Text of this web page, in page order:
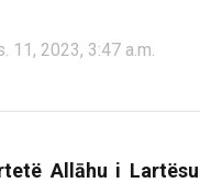
11, 2023, 3:47 a.m.
Allāhu i